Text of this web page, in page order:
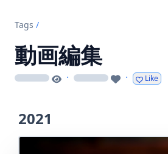
Tags /
動画編集
loading · loading · Like
2021